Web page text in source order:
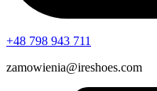
+48 798 943 711
zamowienia@ireshoes.com